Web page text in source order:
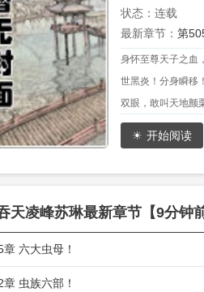
状态：连载
最新章节： 第
身怀至尊天子之
世黑炎！分身瞬
双眼，敢叫天地颤
开始阅读
天凌峰苏琳最新章节【9分钟前
六大虫母！
虫族六部！